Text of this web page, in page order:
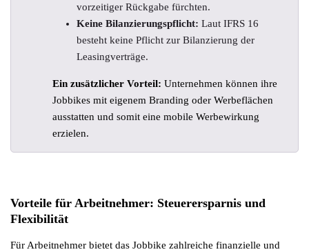
vorzeitiger Rückgabe fürchten.
Keine Bilanzierungspflicht: Laut IFRS 16
besteht keine Pflicht zur Bilanzierung der
Leasingverträge.
Ein zusätzlicher Vorteil: Unternehmen können ihre
Jobbikes mit eigenem Branding oder Werbeflächen
ausstatten und somit eine mobile Werbewirkung
erzielen.
Vorteile für Arbeitnehmer: Steuerersparnis und
Flexibilität
Für Arbeitnehmer bietet das Jobbike zahlreiche finanzielle und